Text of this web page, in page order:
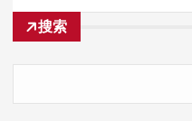
搜索